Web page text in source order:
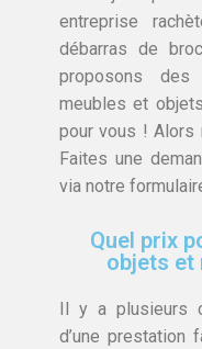
entreprise
débarras de
proposons des
meubles et
pour vous ! Alors
Faites une
via notre
Quel prix
objets et
Il y a plusieurs
d’une prestation